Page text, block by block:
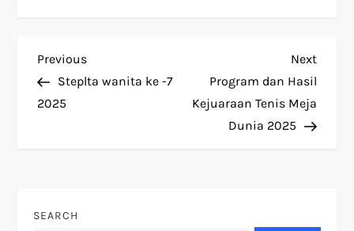
P
o
n
Previous
Post
Previous
Steplta wanita ke -7
2025
Next
Post
Next
Program dan Hasil
Kejuaraan Tenis Meja
Dunia 2025
SEARCH